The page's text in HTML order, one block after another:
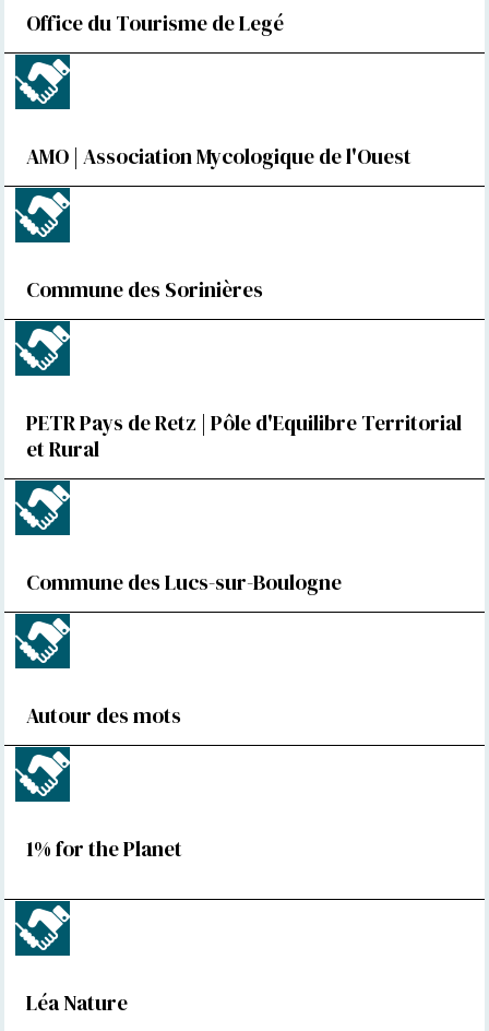
Office du Tourisme de Legé
AMO | Association Mycologique de l'Ouest
Commune des Sorinières
PETR Pays de Retz | Pôle d'Equilibre Territorial
et Rural
Commune des Lucs-sur-Boulogne
Autour des mots
1% for the Planet
Léa Nature